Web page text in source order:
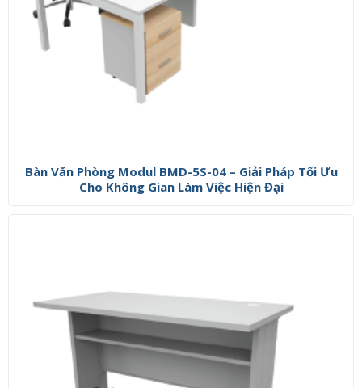
Bàn Văn Phòng Modul BMD-5S-04 – Giải Pháp Tối Ưu
Cho Không Gian Làm Việc Hiện Đại